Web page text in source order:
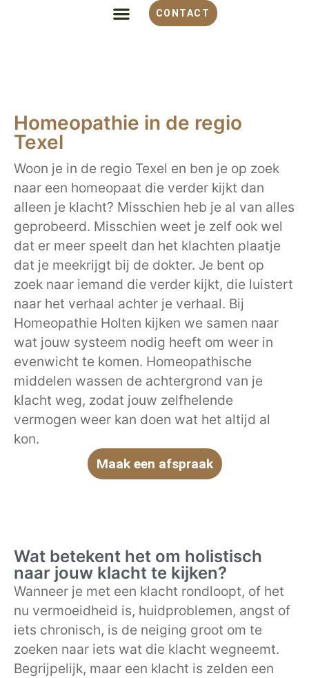
CONTACT
Homeopathie in de regio
Texel
Woon je in de regio Texel en ben je op zoek
naar een homeopaat die verder kijkt dan
alleen je klacht? Misschien heb je al van alles
geprobeerd. Misschien weet je zelf ook wel
dat er meer speelt dan het klachten plaatje
dat je meekrijgt bij de dokter. Je bent op
zoek naar iemand die verder kijkt, die luistert
naar het verhaal achter je verhaal. Bij
Homeopathie Holten kijken we samen naar
wat jouw systeem nodig heeft om weer in
evenwicht te komen. Homeopathische
middelen wassen de achtergrond van je
klacht weg, zodat jouw zelfhelende
vermogen weer kan doen wat het altijd al
kon.
Maak een afspraak
Wat betekent het om holistisch
naar jouw klacht te kijken?
Wanneer je met een klacht rondloopt, of het
nu vermoeidheid is, huidproblemen, angst of
iets chronisch, is de neiging groot om te
zoeken naar iets wat die klacht wegneemt.
Begrijpelijk, maar een klacht is zelden een